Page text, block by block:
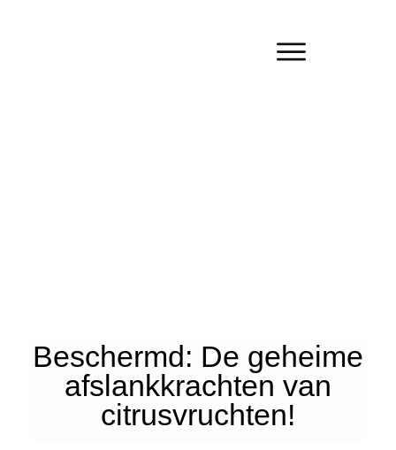
Beschermd: De geheime
afslankkrachten van
citrusvruchten!